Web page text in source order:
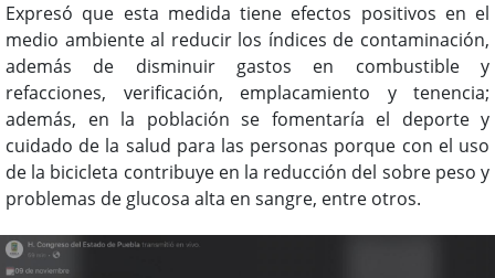
Expresó que esta medida tiene efectos positivos en el
medio ambiente al reducir los índices de contaminación,
además de disminuir gastos en combustible y
refacciones, verificación, emplacamiento y tenencia;
además, en la población se fomentaría el deporte y
cuidado de la salud para las personas porque con el uso
de la bicicleta contribuye en la reducción del sobre peso y
problemas de glucosa alta en sangre, entre otros.